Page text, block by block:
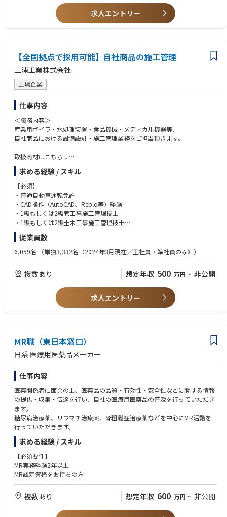
・製造ラインの進捗管理・生産計画の実行管理
・人員配置・シフト調整の最適化
・メンバー指導および育成
▼将来的な役割期待
・製造ライン全体の統括（ライン長）
・組織運営（人財育成・評価・配置）
・品質・コスト・納期のバランスを踏まえた全体最適の実現
・継続的な改善活動の主導および組織文化の醸成
【業務の特徴】
製造部では各工程で専門性を持つ人員を配置し、GMPに基づいた厳格な品
本ポジションには品質意識を現場に定着させ、確実なオペレーションとし
て実行できる組織づくりが求められます。
・将来的にラインマネジメントを担いたい方
・品質意識を高く持ち組織に浸透させられる方
・課題解決を主体的に推進できる方
求人エントリー
【全国拠点で採用可能】自社商品の施工管理
三浦工業株式会社
上場企業
仕事内容
＜職務内容＞
産業用ボイラ・水処理装置・食品機械・メディカル機器等、
自社商品における設備設計・施工管理業務をご担当頂きます。
取扱商材はこちら↓
https://www.miuraz.co.jp/product/
大きく分けて３つの部門で現在募集しております。
具体的な担当部門は、ご経験や保有資格等で検討させていただきます。
●ボイラ部門
●アクア部門（水処理）
●メディカル部門
＜業務詳細＞
・自社プラントの機械・電気設備の設備計画
・納入現場の施工図作成、機械・電気設備における搬入計画や図面作成
・現場での搬入指示や現場管理業務（人員管理、工程管理、安全管理な
ど）
設備設計・施工管理エンジニアとして、 納入現場における施工図作成、搬
求める経験 / スキル
【必須】
・普通自動車運転免許
・CAD操作（AutoCAD、Reblo等）経験
・1級もしくは2級管工事施工管理技士
・1級もしくは2級土木工事施工管理技士
【歓迎】
メーカー、ゼネコン、サブコン業界、水処理装置、設備業界
※メディカル部門（東京）のみ
病院・製薬・研究所等の業界経験者および
衛生・空調・建設関係の図面作成や工事経験者
従業員数
6,059名 （単独3,332名（2024年3月現在／正社員・準社員のみ））
複数あり 想定年収 500 万円 ~ 非公開
求人エントリー
MR職（東日本窓口）
日系 医療用医薬品メーカー
仕事内容
医薬関係者に面会の上、医薬品の品質・有効性・安全性などに関する情報
の提供・収集・伝達を行い、自社の医療用医薬品の普及を行っていただき
ます。
糖尿病治療薬、リウマチ治療薬、骨粗鬆症治療薬などを中心にMR活動を
行っていただきます。
求める経験 / スキル
【必須要件】
MR実務経験2年以上
MR認定資格をお持ちの方
複数あり 想定年収 600 万円 ~ 非公開